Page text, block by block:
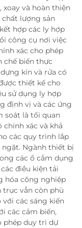
và hoàn thiện
lượng sản
hợp các ly hợp
công cụ nơi việc
xác cho phép
chế biến thực
kín và rửa có
thiết kế cho
sử dụng ly hợp
định vị và các ứng
soát là tối quan
xác và khả
các quy trình lắp
Ngành thiết bị
các ổ cắm dụng
điều kiện tải
hóa công nghiệp
vẫn còn phù
các sáng kiến
các cảm biến,
phép duy trì dự